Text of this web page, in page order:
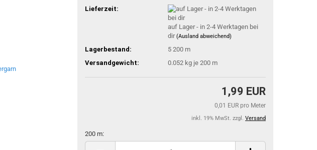
Lieferzeit:
auf Lager - in 2-4 Werktagen bei
dir(Ausland abweichend)
Lagerbestand: 5 200 m
Versandgewicht:
0.052 kg je 200 m
1,99 EUR
0,01 EUR pro Meter
inkl. 19% MwSt. zzgl. Versand
200 m: